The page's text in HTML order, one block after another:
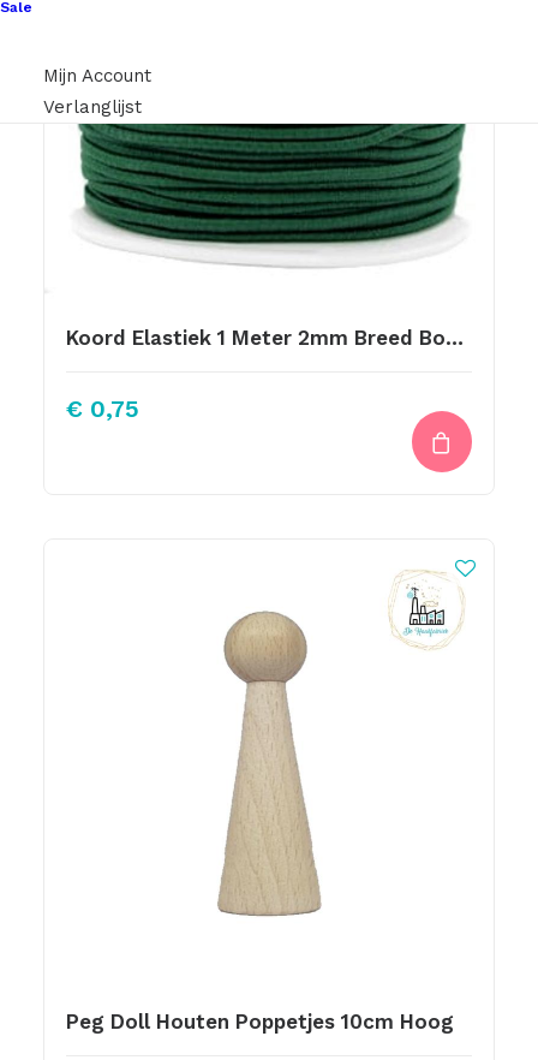
Sale
Mijn Account
Verlanglijst
Koord Elastiek 1 Meter 2mm Breed Bosgroen
€ 0,75
Peg Doll Houten Poppetjes 10cm Hoog